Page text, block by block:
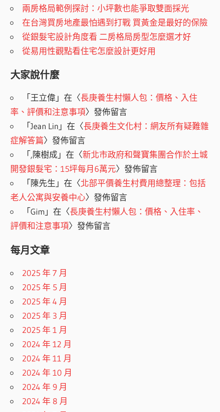
兩房格局範例探討：小坪數也能爭取雙面採光
在台灣買房地產最怕遇到打戰 買黃金是最好的保險
從銀髮宅設計角度看 二房格局房型怎麼選才好
從易用性觀點看住宅怎麼設計更好用
大家說什麼
「王立偉」在〈長庚養生村懶人包：價格、入住
率、評價和注意事項〉發佈留言
「Jean Lin 」在〈長庚養生文化村：網友所有疑難雜
症解答篇〉發佈留言
「,陳樹成」在〈新北市政府和聲寶集團合作於土城
開發銀髮宅：15坪每月6萬元〉發佈留言
「陳先生 」在〈北部平價養生村費用總整理：包括
老人公寓與安養中心〉發佈留言
「Gim 」在〈長庚養生村懶人包：價格、入住率、
評價和注意事項〉發佈留言
每月文章
2025 年 7 月
2025 年 5 月
2025 年 4 月
2025 年 3 月
2025 年 1 月
2024 年 12 月
2024 年 11 月
2024 年 10 月
2024 年 9 月
2024 年 8 月